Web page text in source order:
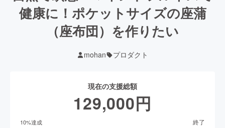
健康に！ポケットサイズの座蒲
（座布団）を作りたい
mohan プロダクト
現在の支援総額
129,000円
10%達成 終了